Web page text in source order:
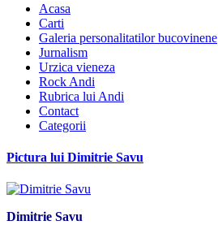
Acasa
Carti
Galeria personalitatilor bucovinene
Jurnalism
Urzica vieneza
Rock Andi
Rubrica lui Andi
Contact
Categorii
Pictura lui Dimitrie Savu
Dimitrie Savu